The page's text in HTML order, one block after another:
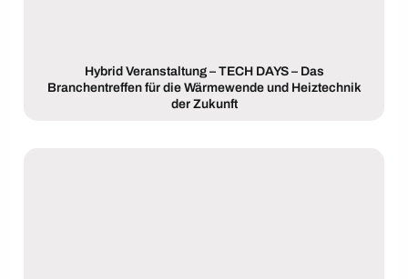
Hybrid Veranstaltung – TECH DAYS – Das
Branchentreffen für die Wärmewende und Heiztechnik
der Zukunft